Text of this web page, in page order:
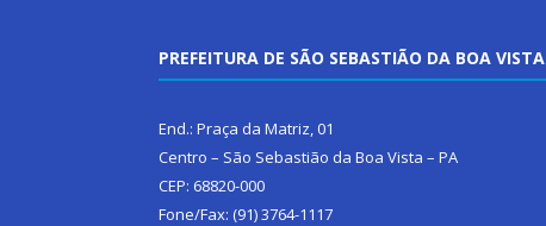
PREFEITURA DE SÃO SEBASTIÃO DA BOA VISTA
End.: Praça da Matriz, 01
Centro – São Sebastião da Boa Vista – PA
CEP: 68820-000
Fone/Fax: (91) 3764-1117